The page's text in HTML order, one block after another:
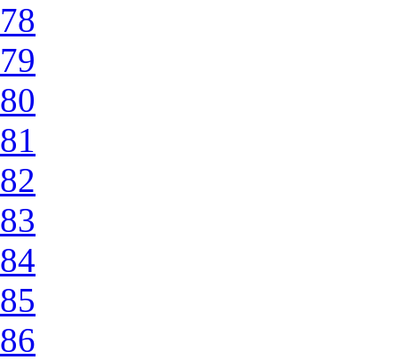
78
79
80
81
82
83
84
85
86